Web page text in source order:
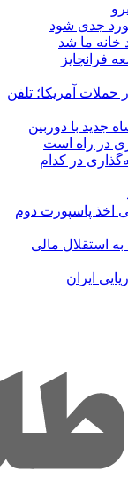
جدی شود
خانه ما شد
فرانچایز
در حملات آمریکا؛ تلفن
۱۸ پرو/ پادشاه جدید با دوربین
در کدام
اخذ پاسپورت دوم
به استقلال مالی
ایران